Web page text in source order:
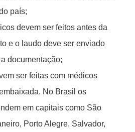
país;
devem ser feitos antes da
e o laudo deve ser enviado
documentação;
ser feitas com médicos
No Brasil os
em capitais como São
Porto Alegre, Salvador,